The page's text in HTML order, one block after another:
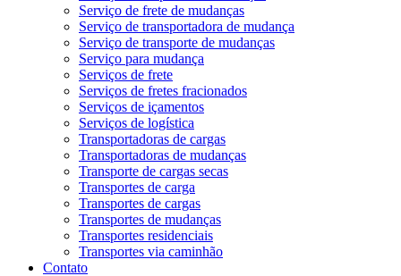
Serviço de frete de mudanças
Serviço de transportadora de mudança
Serviço de transporte de mudanças
Serviço para mudança
Serviços de frete
Serviços de fretes fracionados
Serviços de içamentos
Serviços de logística
Transportadoras de cargas
Transportadoras de mudanças
Transporte de cargas secas
Transportes de carga
Transportes de cargas
Transportes de mudanças
Transportes residenciais
Transportes via caminhão
Contato